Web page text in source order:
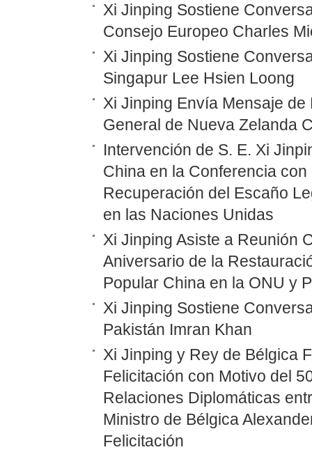
Xi Jinping Sostiene
Consejo Europeo Charles
Xi Jinping Sostiene
Singapur Lee Hsien Loong
Xi Jinping Envía Mensaje
General de Nueva Zelanda
Intervención de S. E. Xi
China en la Conferencia
Recuperación del Escaño
en las Naciones Unidas
Xi Jinping Asiste a Reunión
Aniversario de la
Popular China en la ONU y
Xi Jinping Sostiene
Pakistán Imran Khan
Xi Jinping y Rey de Bélgica
Felicitación con Motivo del
Relaciones Diplomáticas
Ministro de Bélgica
Felicitación